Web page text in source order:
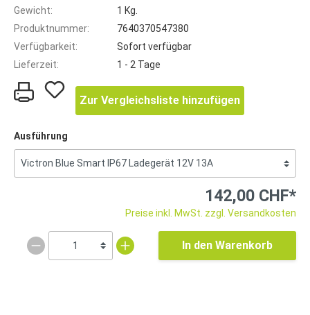
Gewicht:
1 Kg.
Produktnummer:
7640370547380
Verfügbarkeit:
Sofort verfügbar
Lieferzeit:
1 - 2 Tage
Zur Vergleichsliste hinzufügen
Ausführung
142,00 CHF*
Preise inkl. MwSt. zzgl. Versandkosten
In den Warenkorb